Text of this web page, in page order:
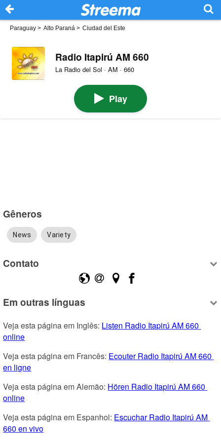
Paraguay > Alto Paraná > Ciudad del Este
Radio Itapirú AM 660
La Radio del Sol · AM · 660
Play
Gêneros
News Variety
Contato
Em outras línguas
Veja esta página em Inglês: Listen Radio Itapirú AM 660
online
Veja esta página em Francês: Ecouter Radio Itapirú AM 660
en ligne
Veja esta página em Alemão: Hören Radio Itapirú AM 660
online
Veja esta página em Espanhol: Escuchar Radio Itapirú AM
660 en vivo